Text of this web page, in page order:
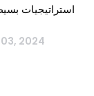
2024